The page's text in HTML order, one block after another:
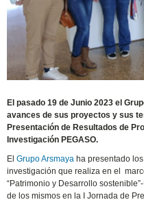
El pasado 19 de Junio 2023 el
avances de sus proyectos y sus
Presentación de Resultados de
Investigación PEGASO.
ElGrupo Arsmaya ha presentado
investigación que realiza en el
“Patrimonio y Desarrollo
de los mismos en la I Jornada de